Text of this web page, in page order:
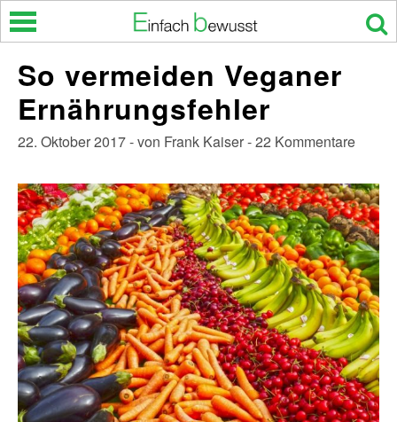
Skip
So vermeiden Veganer
Ernährungsfehler
22. Oktober 2017 - von Frank Kaiser - 22 Kommentare